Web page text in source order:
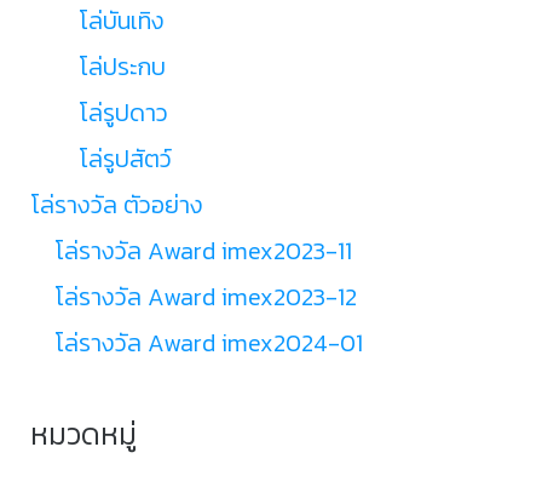
โล่บันเทิง
โล่ประกบ
โล่รูปดาว
โล่รูปสัตว์
โล่รางวัล ตัวอย่าง
โล่รางวัล Award imex2023-11
โล่รางวัล Award imex2023-12
โล่รางวัล Award imex2024-01
หมวดหมู่